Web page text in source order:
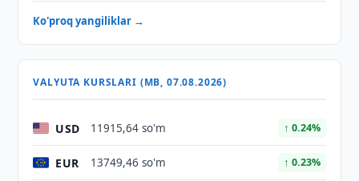
Ko'proq yangiliklar →
VALYUTA KURSLARI (MB, 07.08.2026)
USD 11915,64 so'm ↑ 0.24%
EUR 13749,46 so'm ↑ 0.23%